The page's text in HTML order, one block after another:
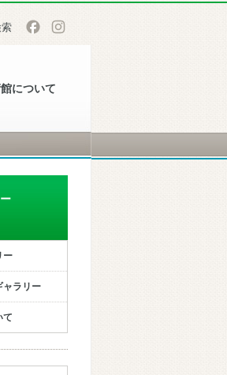
について
ー
ャラリー
て